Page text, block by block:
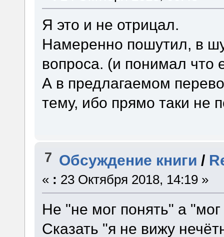
Я это и не отрицал.
Намеренно пошутил, в
вопроса. (и понимал что
А в предлагаемом
тему, ибо прямо таки не
7 Обсуждение книги /
« : 23 Октября 2018, 14:19 »
Не "не мог понять" а
Сказать "я не вижу